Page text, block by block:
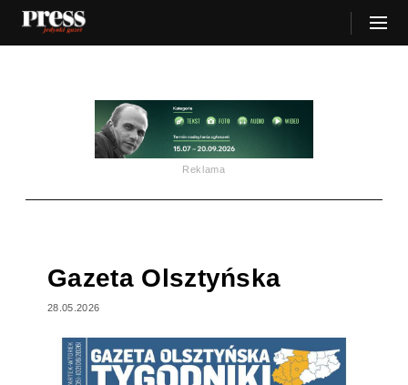
Reklama
Gazeta Olsztyńska
28.05.2026